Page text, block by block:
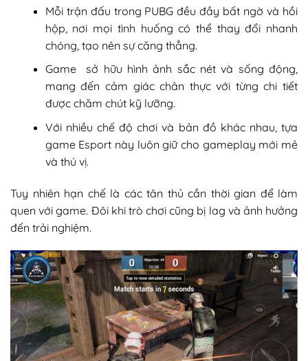
Mỗi trận đấu trong PUBG đều đầy bất ngờ và hồi
hộp, nơi mọi tình huống có thể thay đổi nhanh
chóng, tạo nên sự căng thẳng.
Game sở hữu hình ảnh sắc nét và sống động,
mang đến cảm giác chân thực với từng chi tiết
được chăm chút kỹ lưỡng.
Với nhiều chế độ chơi và bản đồ khác nhau, tựa
game Esport này luôn giữ cho gameplay mới mẻ
và thú vị.
Tuy nhiên hạn chế là các tân thủ cần thời gian để làm
quen với game. Đôi khi trò chơi cũng bị lag và ảnh hưởng
đến trải nghiệm.